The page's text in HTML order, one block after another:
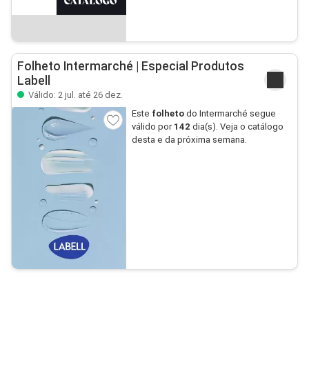
Folheto Intermarché | Especial Produtos
Labell
Válido: 2 jul. até 26 dez.
Este folhetodo Intermarché segue
válido por 142 dia(s). Veja o catálogo
desta e da próxima semana.